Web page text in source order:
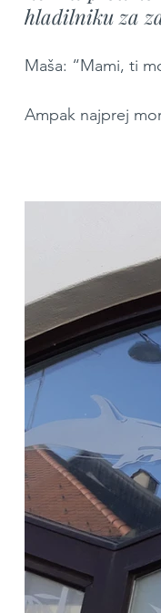
hladilniku za
Maša: “Mami, ti
Ampak najprej